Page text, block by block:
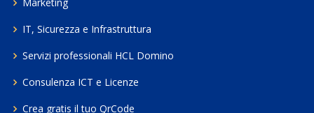
IT, Sicurezza e Infrastruttura
Servizi professionali HCL Domino
Consulenza ICT e Licenze
Crea gratis il tuo QrCode